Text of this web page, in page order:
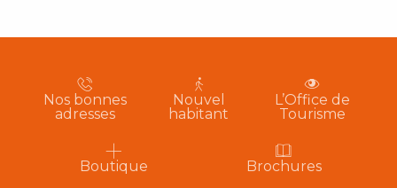
Nos bonnes
adresses
Nouvel
habitant
L’Office de
Tourisme
Boutique Brochures